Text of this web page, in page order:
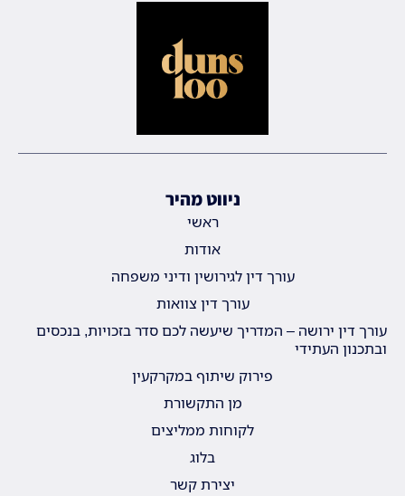
ניווט מהיר
ראשי
אודות
עורך דין לגירושין ודיני משפחה
עורך דין צוואות
עורך דין ירושה – המדריך שיעשה לכם סדר בזכויות, בנכסים
ובתכנון העתידי
פירוק שיתוף במקרקעין
מן התקשורת
לקוחות ממליצים
בלוג
יצירת קשר